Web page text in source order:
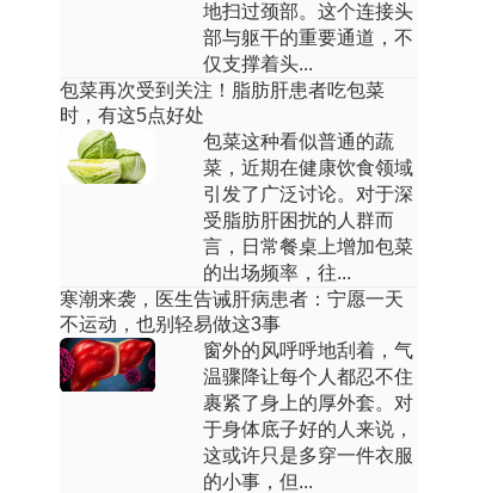
交流，厌学叛逆。既然厌学叛逆，他千万
初中内向不自信怎么办？
回答：考虑您的状况是因为，长时间若干
个项的集合的手淫导致的早泄，若干个项
的集合的手淫会...
不自信会怎样？
回答：很高兴为您回答这种问题，依据病
情描述，莫明其妙的发脾气，性质急，考
虑是焦虑的形态...
不自信手抖怎么办
回答：问题分析:考虑您的问题是因为精力
紧张引发的。聚会就是一起乐一乐，没需
地扫过颈部。这个连接头
部与躯干的重要通道，不
仅支撑着头...
包菜再次受到关注！脂肪肝患者吃包菜
时，有这5点好处
包菜这种看似普通的蔬
菜，近期在健康饮食领域
引发了广泛讨论。对于深
受脂肪肝困扰的人群而
言，日常餐桌上增加包菜
的出场频率，往...
寒潮来袭，医生告诫肝病患者：宁愿一天
不运动，也别轻易做这3事
窗外的风呼呼地刮着，气
温骤降让每个人都忍不住
裹紧了身上的厚外套。对
于身体底子好的人来说，
这或许只是多穿一件衣服
的小事，但...